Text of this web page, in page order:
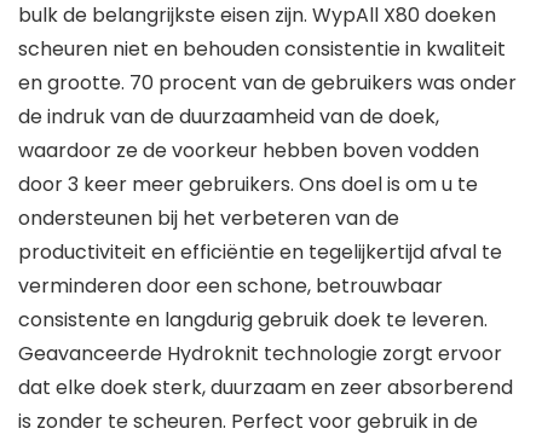
bulk de belangrijkste eisen zijn. WypAll X80 doeken
scheuren niet en behouden consistentie in kwaliteit
en grootte. 70 procent van de gebruikers was onder
de indruk van de duurzaamheid van de doek,
waardoor ze de voorkeur hebben boven vodden
door 3 keer meer gebruikers. Ons doel is om u te
ondersteunen bij het verbeteren van de
productiviteit en efficiëntie en tegelijkertijd afval te
verminderen door een schone, betrouwbaar
consistente en langdurig gebruik doek te leveren.
Geavanceerde Hydroknit technologie zorgt ervoor
dat elke doek sterk, duurzaam en zeer absorberend
is zonder te scheuren. Perfect voor gebruik in de